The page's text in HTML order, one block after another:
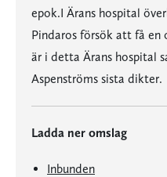
epok.I Ärans hospital
Pindaros försök att få en
är i detta Ärans hospital
Aspenströms sista dikter.
Ladda ner omslag
Inbunden